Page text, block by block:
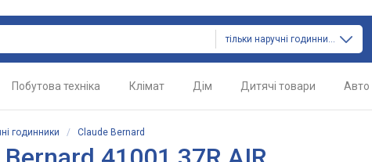
тільки наручні годинники
Побутова техніка Клімат Дім Дитячі товари Авто
годинники / Claude Bernard